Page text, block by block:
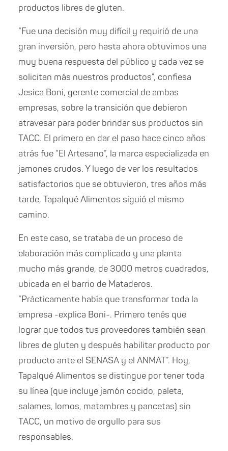
productos libres de gluten.
“Fue una decisión muy difícil y requirió de una
gran inversión, pero hasta ahora obtuvimos una
muy buena respuesta del público y cada vez se
solicitan más nuestros productos”, confiesa
Jesica Boni, gerente comercial de ambas
empresas, sobre la transición que debieron
atravesar para poder brindar sus productos sin
TACC. El primero en dar el paso hace cinco años
atrás fue “El Artesano”, la marca especializada en
jamones crudos. Y luego de ver los resultados
satisfactorios que se obtuvieron, tres años más
tarde, Tapalqué Alimentos siguió el mismo
camino.
En este caso, se trataba de un proceso de
elaboración más complicado y una planta
mucho más grande, de 3000 metros cuadrados,
ubicada en el barrio de Mataderos.
“Prácticamente había que transformar toda la
empresa -explica Boni-. Primero tenés que
lograr que todos tus proveedores también sean
libres de gluten y después habilitar producto por
producto ante el SENASA y el ANMAT”. Hoy,
Tapalqué Alimentos se distingue por tener toda
su línea (que incluye jamón cocido, paleta,
salames, lomos, matambres y pancetas) sin
TACC, un motivo de orgullo para sus
responsables.